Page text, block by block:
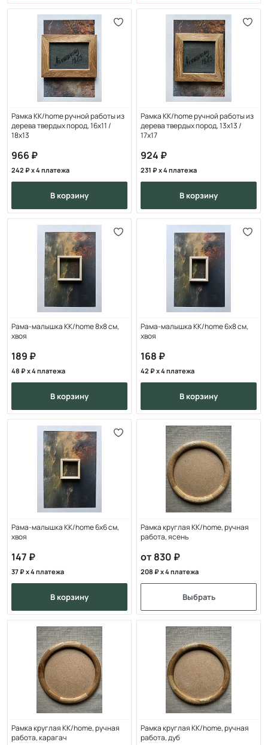
Рамка KK/home ручной работы из
дерева твердых пород, 16х11 /
18х13
966
242 x 4 платежа
в корзину
Рамка KK/home ручной работы из
дерева твердых пород, 13х13 /
17х17
924
231 x 4 платежа
в корзину
Рама-малышка KK/home 8х8 см,
хвоя
189
48 x 4 платежа
в корзину
Рама-малышка KK/home 6х8 см,
хвоя
168
42 x 4 платежа
в корзину
Рама-малышка KK/home 6х6 см,
хвоя
147
37 x 4 платежа
в корзину
Рамка круглая KK/home, ручная
работа, ясень
от 830
208 x 4 платежа
Выбрать
Рамка круглая KK/home, ручная
работа, карагач
Рамка круглая KK/home, ручная
работа, дуб